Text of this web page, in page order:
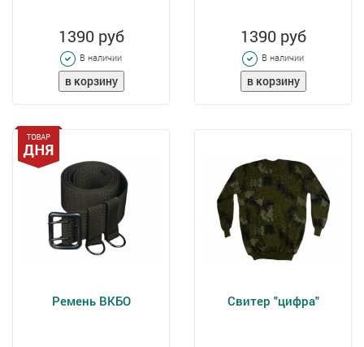
1390 руб
В наличии
1390 руб
В наличии
Ремень ВКБО Свитер "цифра"